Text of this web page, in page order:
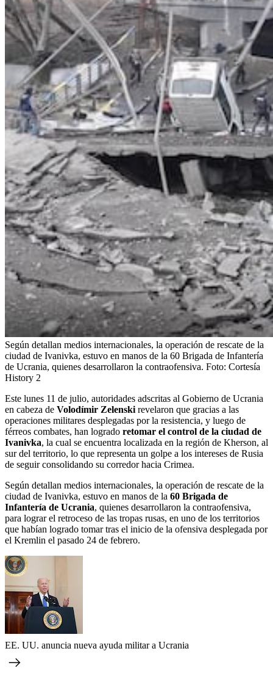
Según detallan medios internacionales, la operación de rescate de la
ciudad de Ivanivka, estuvo en manos de la 60 Brigada de Infantería
de Ucrania, quienes desarrollaron la contraofensiva. Foto: Cortesía
History 2
Este lunes 11 de julio, autoridades adscritas al Gobierno de Ucrania
en cabeza de Volodímir Zelenski revelaron que gracias a las
operaciones militares desplegadas por la resistencia, y luego de
férreos combates, han logrado retomar el control de la ciudad de
Ivanivka, la cual se encuentra localizada en la región de Kherson, al
sur del territorio, lo que representa un golpe a los intereses de Rusia
de seguir consolidando su corredor hacia Crimea.
Según detallan medios internacionales, la operación de rescate de la
ciudad de Ivanivka, estuvo en manos de la 60 Brigada de
Infantería de Ucrania, quienes desarrollaron la contraofensiva,
para lograr el retroceso de las tropas rusas, en uno de los territorios
que habían logrado tomar tras el inicio de la ofensiva desplegada por
el Kremlin el pasado 24 de febrero.
EE. UU. anuncia nueva ayuda militar a Ucrania